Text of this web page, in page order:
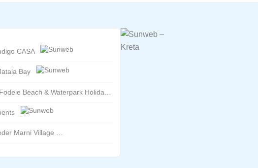
CASA
Bay
Beach & Waterpark Holiday Resort
Marni Village